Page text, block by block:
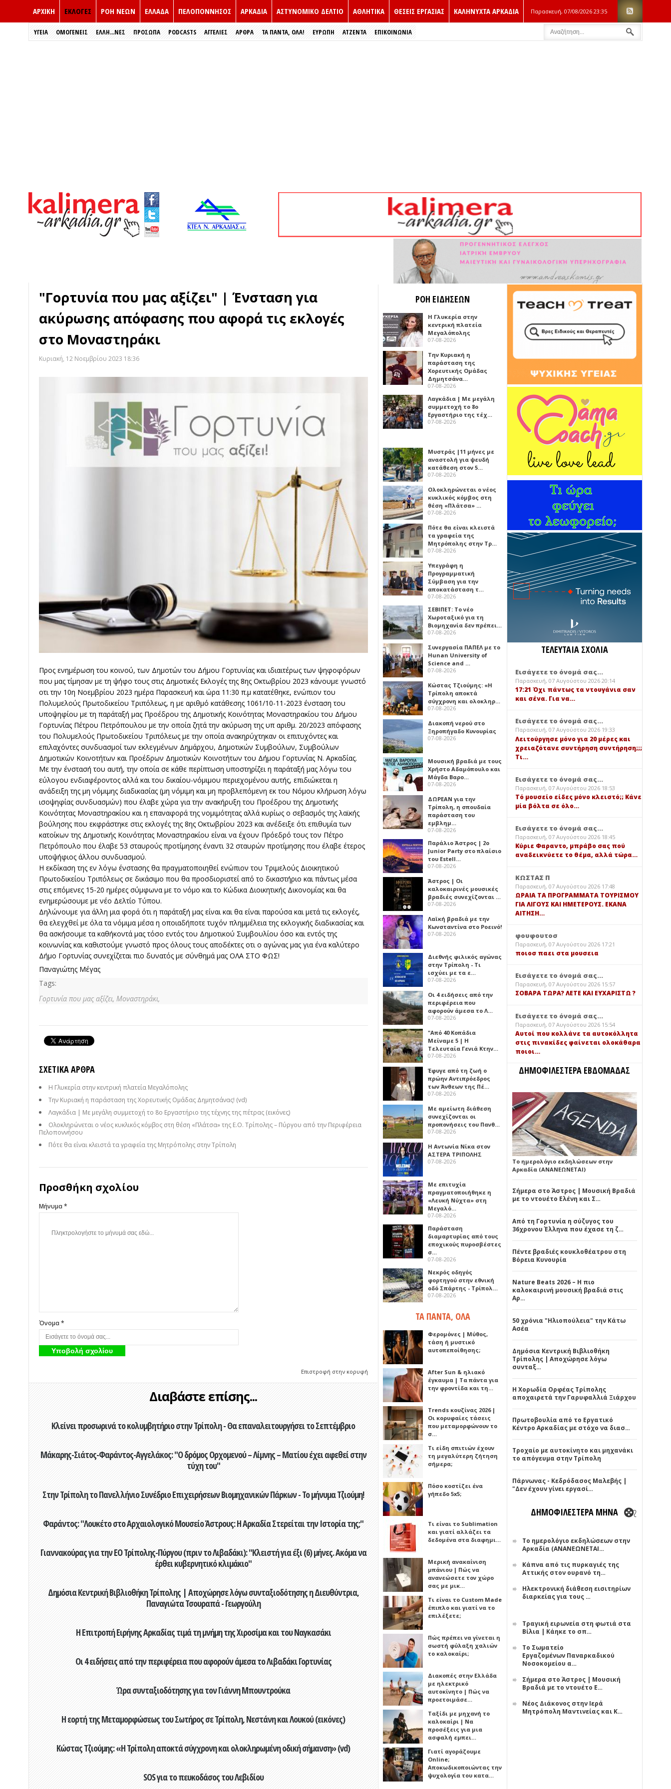
ΑΡΧΙΚΗ ΕΚΛΟΓΈΣ ΡΟΗ ΝΕΩΝ ΕΛΛΑΔΑ ΠΕΛΟΠΟΝΝΗΣΟΣ ΑΡΚΑΔΙΑ ΑΣΤΥΝΟΜΙΚΟ ΔΕΛΤΙΟ ΑΘΛΗΤΙΚΑ ΘΕΣΕΙΣ ΕΡΓΑΣΙΑΣ ΚΑΛΗΝΥΧΤΑ ΑΡΚΑΔΙΑ Παρασκευή, 07/08/2026 23:35
ΥΓΕΙΑ ΟΜΟΓΕΝΕΙΣ ΈΛΛΗ...ΝΕΣ ΠΡΌΣΩΠΑ PODCASTS ΑΓΓΕΛΙΕΣ ΑΡΘΡΑ ΤΑ ΠΑΝΤΑ, ΟΛΑ! ΕΥΡΏΠΗ ΑΤΖΕΝΤΑ ΕΠΙΚΟΙΝΩΝΙΑ
"Γορτυνία που μας αξίζει" | Ένσταση για
ακύρωσης απόφασης που αφορά τις εκλογές
στο Μοναστηράκι
Κυριακή, 12 Νοεμβρίου 2023 18:36
Προς ενημέρωση του κοινού, των Δημοτών του Δήμου Γορτυνίας και ιδιαιτέρως των ψηφοφόρων
που μας τίμησαν με τη ψήφο τους στις Δημοτικές Εκλογές της 8ης Οκτωβρίου 2023 κάνουμε γνωστό
οτι την 10η Νοεμβρίου 2023 ημέρα Παρασκευή και ώρα 11:30 π.μ κατατέθηκε, ενώπιον του
Πολυμελούς Πρωτοδικείου Τριπόλεως, η με αριθμό κατάθεσης 1061/10-11-2023 ένσταση του
υποψηφίου με τη παράταξή μας Προέδρου της Δημοτικής Κοινότητας Μοναστηρακίου του Δήμου
Γορτυνίας Πέτρου Πετρόπουλου με την οποία ζητά την ακύρωση της υπ αριθμ. 20/2023 απόφασης
του Πολυμελούς Πρωτοδικείου Τριπόλεως με την οποία ανακηρύχτηκαν οι επιτυχόντες και
επιλαχόντες συνδυασμοί των εκλεγμένων Δημάρχου, Δημοτικών Συμβούλων, Συμβούλων
Δημοτικών Κοινοτήτων και Προέδρων Δημοτικών Κοινοτήτων του Δήμου Γορτυνίας Ν. Αρκαδίας.
Με την ένστασή του αυτή, την οποία σε κάθε περίπτωση υποστηρίζει η παράταξή μας λόγω του
εύλογου ενδιαφέροντος αλλά και του δικαίου-νόμιμου περιεχομένου αυτής, επιδιώκεται η
ανάδειξη της μη νόμιμης διαδικασίας (μη νόμιμη και μη προβλεπόμενη εκ του Νόμου κλήρωση λόγω
ισοψηφίας συνδυασμών) που έλαβε χώρα για την ανακήρυξη του Προέδρου της Δημοτικής
Κοινότητας Μοναστηρακίου και η επαναφορά της νομιμότητας αλλά κυρίως ο σεβασμός της λαϊκής
βούλησης που εκφράστηκε στις εκλογές της 8ης Οκτωβρίου 2023 και ανέδειξε ότι επιθυμία των
κατοίκων της Δημοτικής Κοινότητας Μοναστηρακίου είναι να έχουν Πρόεδρό τους τον Πέτρο
Πετρόπουλο που έλαβε 53 σταυρούς προτίμησης έναντι 32 σταυρών προτίμησης που έλαβε έτερος
υποψήφιος άλλου συνδυασμού.
Η εκδίκαση της εν λόγω ένστασης θα πραγματοποιηθεί ενώπιον του Τριμελούς Διοικητικού
Πρωτοδικείου Τριπόλεως σε δικάσιμο που θα προσδιοριστεί από το δικαστήριο και πάντως μέσα
στις επόμενες 15-20 ημέρες σύμφωνα με το νόμο και το Κώδικα Διοικητικής Δικονομίας και θα
ενημερώσουμε με νέο Δελτίο Τύπου.
Δηλώνουμε για άλλη μια φορά ότι η παράταξή μας είναι και θα είναι παρούσα και μετά τις εκλογές,
θα ελεγχθεί με όλα τα νόμιμα μέσα η οποιαδήποτε τυχόν πλημμέλεια της εκλογικής διαδικασίας και
θα ασκήσουμε τα καθήκοντά μας τόσο εντός του Δημοτικού Συμβουλίου όσο και εντός της
κοινωνίας και καθιστούμε γνωστό προς όλους τους αποδέκτες οτι ο αγώνας μας για ένα καλύτερο
Δήμο Γορτυνίας συνεχίζεται πιο δυνατός με σύνθημά μας ΟΛΑ ΣΤΟ ΦΩΣ!
Παναγιώτης Μέγας
Tags:
Γορτυνία που μας αξίζει, Μοναστηράκι,
ΣΧΕΤΙΚΆ ΆΡΘΡΑ
Η Γλυκερία στην κεντρική πλατεία Μεγαλόπολης
Την Κυριακή η παράσταση της Χορευτικής Ομάδας Δημητσάνας! (vd)
Λαγκάδια | Με μεγάλη συμμετοχή το 8ο Εργαστήριο της τέχνης της πέτρας (εικόνες)
Ολοκληρώνεται ο νέος κυκλικός κόμβος στη θέση «Πλάτσα» της Ε.Ο. Τρίπολης – Πύργου από την Περιφέρεια
Πελοποννήσου
Πότε θα είναι κλειστά τα γραφεία της Μητρόπολης στην Τρίπολη
Προσθήκη σχολίου
Μήνυμα *
Όνομα *
Επιστροφή στην κορυφή
Διαβάστε επίσης...
Κλείνει προσωρινά το κολυμβητήριο στην Τρίπολη - Θα επαναλειτουργήσει το Σεπτέμβριο
Μάκαρης-Σιάτος-Φαράντος-Αγγελάκος: "Ο δρόμος Ορχομενού – Λίμνης – Ματίου έχει αφεθεί στην
τύχη του"
Στην Τρίπολη το Πανελλήνιο Συνέδριο Επιχειρήσεων Βιομηχανικών Πάρκων - Το μήνυμα Τζιούμη!
Φαράντος: "Λουκέτο στο Αρχαιολογικό Μουσείο Άστρους: Η Αρκαδία Στερείται την Ιστορία της;"
Γιαννακούρας για την EO Τρίπολης-Πύργου (πριν το Λιβαδάκι): "Κλειστή για έξι (6) μήνες. Ακόμα να
έρθει κυβερνητικό κλιμάκιο"
Δημόσια Κεντρική Βιβλιοθήκη Τρίπολης | Αποχώρησε λόγω συνταξιοδότησης η Διευθύντρια,
Παναγιώτα Τσουραπά - Γεωργούλη
Η Επιτροπή Ειρήνης Αρκαδίας τιμά τη μνήμη της Χιροσίμα και του Ναγκασάκι
Οι 4 ειδήσεις από την περιφέρεια που αφορούν άμεσα το Λιβαδάκι Γορτυνίας
Ώρα συνταξιοδότησης για τον Γιάννη Μπουντρούκα
Η εορτή της Μεταμορφώσεως του Σωτήρος σε Τρίπολη, Νεστάνη και Λουκού (εικόνες)
Κώστας Τζιούμης: «Η Τρίπολη αποκτά σύγχρονη και ολοκληρωμένη οδική σήμανση» (vd)
SOS για το πευκοδάσος του Λεβιδίου
ΡΟΗ ΕΙΔΗΣΕΩΝ
Η Γλυκερία στην
κεντρική πλατεία
Μεγαλόπολης
07-08-2026
Την Κυριακή η
παράσταση της
Χορευτικής Ομάδας
Δημητσάνα…
07-08-2026
Λαγκάδια | Με μεγάλη
συμμετοχή το 8ο
Εργαστήριο της τέχ…
07-08-2026
Μυστράς |11 μήνες με
αναστολή για ψευδή
κατάθεση στον 5…
07-08-2026
Ολοκληρώνεται ο νέος
κυκλικός κόμβος στη
θέση «Πλάτσα» …
07-08-2026
Πότε θα είναι κλειστά
τα γραφεία της
Μητρόπολης στην Τρ…
07-08-2026
Υπεγράφη η
Προγραμματική
Σύμβαση για την
αποκατάσταση τ…
07-08-2026
ΣΕΒΙΠΕΤ: Το νέο
Χωροταξικό για τη
Βιομηχανία δεν πρέπει…
07-08-2026
Συνεργασία ΠΑΠΕΛ με το
Hunan University of
Science and …
07-08-2026
Κώστας Τζιούμης: «Η
Τρίπολη αποκτά
σύγχρονη και ολοκληρ…
07-08-2026
Διακοπή νερού στο
Ξηροπήγαδο Κυνουρίας
07-08-2026
Μουσική βραδιά με τους
Χρήστο Αδαμόπουλο και
Μάγδα Βαρο…
07-08-2026
ΔΩΡΕΑΝ για την
Τρίπολη, η σπουδαία
παράσταση του
εμβλημ…
07-08-2026
Παράλιο Άστρος | 2ο
Junior Party στο πλαίσιο
του Estell…
07-08-2026
Άστρος | Οι
καλοκαιρινές μουσικές
βραδιές συνεχίζονται …
07-08-2026
Λαϊκή βραδιά με την
Κωνσταντίνα στο Ροεινό!
07-08-2026
Διεθνής φιλικός αγώνας
στην Τρίπολη - Τι
ισχύει με τα ε…
07-08-2026
Οι 4 ειδήσεις από την
περιφέρεια που
αφορούν άμεσα το Λ…
07-08-2026
"Από 40 Κοπάδια
Μείναμε 5 | Η
Τελευταία Γενιά Κτην…
07-08-2026
Έφυγε από τη ζωή ο
πρώην Αντιπρόεδρος
των Άνθεων της Πέ…
07-08-2026
Με αμείωτη διάθεση
συνεχίζονται οι
προπονήσεις του Πανθ…
07-08-2026
Η Αντωνία Νίκα στον
ΑΣΤΕΡΑ ΤΡΙΠΟΛΗΣ
07-08-2026
Με επιτυχία
πραγματοποιήθηκε η
«Λευκή Νύχτα» στη
Μεγαλό…
07-08-2026
Παράσταση
διαμαρτυρίας από τους
εποχικούς πυροσβέστες
σ…
07-08-2026
Νεκρός οδηγός
φορτηγού στην εθνική
οδό Σπάρτης - Τρίπολ…
07-08-2026
ΤΑ ΠΑΝΤΑ, ΟΛΑ
Φερομόνες | Μύθος,
τάση ή μυστικό
αυτοπεποίθησης;
After Sun & ηλιακό
έγκαυμα | Τα πάντα για
την φροντίδα και τη…
Trends κουζίνας 2026 |
Οι κορυφαίες τάσεις
που μεταμορφώνουν το
σ…
Τι είδη σπιτιών έχουν
τη μεγαλύτερη ζήτηση
σήμερα;
Πόσο κοστίζει ένα
γήπεδο 5x5;
Τι είναι το Sublimation
και γιατί αλλάζει τα
δεδομένα στα διαφημι…
Μερική ανακαίνιση
μπάνιου | Πώς να
ανανεώσετε τον χώρο
σας με μικ…
Τι είναι το Custom Made
έπιπλο και γιατί να το
επιλέξετε;
Πώς πρέπει να γίνεται η
σωστή φύλαξη χαλιών
το καλοκαίρι;
Διακοπές στην Ελλάδα
με ηλεκτρικό
αυτοκίνητο | Πώς να
προετοιμάσε…
Ταξίδι με μηχανή το
καλοκαίρι | Να
προσέξεις για μια
ασφαλή εμπει…
Γιατί αγοράζουμε
Online;
Αποκωδικοποιώντας την
ψυχολογία του κατα…
ΤΕΛΕΥΤΑΙΑ ΣΧΟΛΙΑ
Εισάγετε το όνομά σας...
Παρασκευή, 07 Αυγούστου 2026 20:14
17:21 Όχι πάντως τα ντουγάνια σαν
και σένα. Για να…
Εισάγετε το όνομά σας...
Παρασκευή, 07 Αυγούστου 2026 19:33
Λειτούργησε μόνο για 20 μέρες και
χρειαζότανε συντήρηση συντήρηση;;;
Τι…
Εισάγετε το όνομά σας...
Παρασκευή, 07 Αυγούστου 2026 18:53
Τό μουσείο είδες μόνο κλειστό;; Κάνε
μία βόλτα σε όλο…
Εισάγετε το όνομά σας...
Παρασκευή, 07 Αυγούστου 2026 18:45
Κύριε Φαραντο, μπράβο σας πού
αναδεικνύετε το θέμα, αλλά τώρα…
ΚΩΣΤΑΣ Π
Παρασκευή, 07 Αυγούστου 2026 17:48
ΩΡΑΙΑ ΤΑ ΠΡΟΓΡΑΜΜΑΤΑ ΤΟΥΡΙΣΜΟΥ
ΓΙΑ ΛΙΓΟΥΣ ΚΑΙ ΗΜΕΤΕΡΟΥΣ. ΕΚΑΝΑ
ΑΙΤΗΣΗ…
φουφουτοσ
Παρασκευή, 07 Αυγούστου 2026 17:21
ποιοσ παει στα μουσεια
Εισάγετε το όνομά σας...
Παρασκευή, 07 Αυγούστου 2026 15:57
ΣΟΒΑΡΑ ΤΩΡΑ? ΛΕΤΕ ΚΑΙ ΕΥΧΑΡΙΣΤΩ ?
Εισάγετε το όνομά σας...
Παρασκευή, 07 Αυγούστου 2026 15:54
Αυτοί που κολλάνε τα αυτοκόλλητα
στις πινακίδες φαίνεται ολοκάθαρα
ποιοι…
ΔΗΜΟΦΙΛΕΣΤΕΡΑ ΕΒΔΟΜΑΔΑΣ
Το ημερολόγιο εκδηλώσεων στην
Αρκαδία (ΑΝΑΝΕΩΝΕΤΑΙ)
Σήμερα στο Άστρος | Μουσική Βραδιά
με το ντουέτο Ελένη και Σ…
Από τη Γορτυνία η σύζυγος του
36χρονου Έλληνα που έχασε τη ζ…
Πέντε βραδιές κουκλοθέατρου στη
Βόρεια Κυνουρία
Nature Beats 2026 – Η πιο
καλοκαιρινή μουσική βραδιά στις
Αρ…
50 χρόνια "Ηλιοπούλεια" την Κάτω
Ασέα
Δημόσια Κεντρική Βιβλιοθήκη
Τρίπολης | Αποχώρησε λόγω
συνταξ…
Η Χορωδία Ορφέας Τρίπολης
αποχαιρετά την Γαρυφαλλιά Ξιάρχου
Πρωτοβουλία από το Εργατικό
Κέντρο Αρκαδίας με στόχο να διασ…
Τροχαίο με αυτοκίνητο και μηχανάκι
το απόγευμα στην Τρίπολη
Πάρνωνας - Κεδρόδασος Μαλεβής |
"Δεν έχουν γίνει εργασί…
ΔΗΜΟΦΙΛΕΣΤΕΡΑ ΜΗΝΑ
Το ημερολόγιο εκδηλώσεων στην
Αρκαδία (ΑΝΑΝΕΩΝΕΤΑΙ…
Κάπνα από τις πυρκαγιές της
Αττικής στον ουρανό τη…
Ηλεκτρονική διάθεση εισιτηρίων
διαρκείας για τους …
Τραγική ειρωνεία στη φωτιά στα
Βίλια | Κάηκε το σπ…
Το Σωματείο
Εργαζομένων Παναρκαδικού
Νοσοκομείου α…
Σήμερα στο Άστρος | Μουσική
Βραδιά με το ντουέτο Ε…
Νέος Διάκονος στην Ιερά
Μητρόπολη Μαντινείας και Κ…